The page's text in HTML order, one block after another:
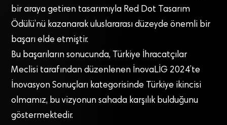
bir araya getiren tasarımıyla Red Dot Tasarım
Ödülü’nü kazanarak uluslararası düzeyde önemli bir
başarı elde etmiştir.
Bu başarıların sonucunda, Türkiye İhracatçılar
Meclisi tarafından düzenlenen İnovaLİG 2024’te
İnovasyon Sonuçları kategorisinde Türkiye ikincisi
olmamız, bu vizyonun sahada karşılık bulduğunu
göstermektedir.